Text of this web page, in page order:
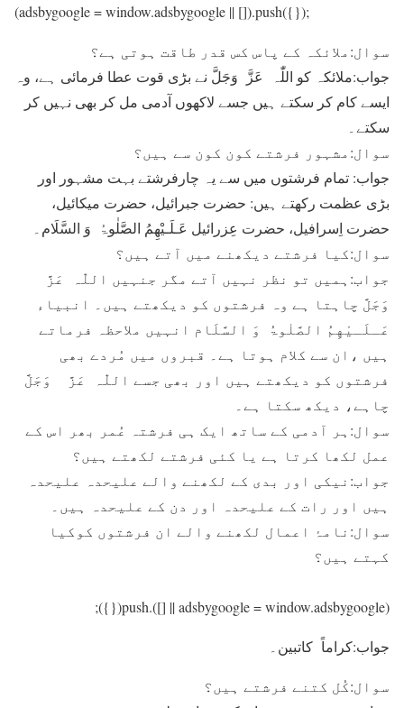
(adsbygoogle = window.adsbygoogle || []).push({});
سوال:ملائکہ کے پاس کس قدر طاقت ہوتی ہے؟
جواب:ملائکہ کو اللّٰہ عَزَّ وَجَلَّ نے بڑی قوت عطا فرمائی ہے، وہ
ایسے کام کر سکتے ہیں جسے لاکھوں آدمی مل کر بھی نہیں کر
سکتے۔
سوال:مشہور فرشتے کون کون سے ہیں؟
جواب: تمام فرشتوں میں سے یہ چارفرشتے بہت مشہور اور
بڑی عظمت رکھتے ہیں: حضرت جبرائیل، حضرت میکائیل،
حضرت اِسرافیل، حضرت عِزرائیل عَـلَـيْهِمُ الصَّلٰوۃُ وَ السَّلَام۔
سوال:کیا فرشتے دیکھنے میں آتے ہیں؟
جواب:ہمیں تو نظر نہیں آتے مگر جنہیں اللّٰہ عَزَّ
وَجَلَّ چاہتا ہے وہ فرشتوں کو دیکھتے ہیں۔ انبیاء
عَـلَـيْهِمُ الصَّلٰوۃُ وَ السَّلَام انہیں ملاحظہ فرماتے
ہیں ،ان سے کلام ہوتا ہے۔ قبروں میں مُردے بھی
فرشتوں کو دیکھتے ہیں اور بھی جسے اللّٰہ عَزَّ وَجَلَّ
چاہے، دیکھ سکتا ہے۔
سوال:ہر آدمی کے ساتھ ایک ہی فرشتہ عُمر بھر اس کے
عمل لکھا کرتا ہے یا کئی فرشتے لکھتے ہیں؟
جواب:نیکی اور بدی کے لکھنے والے علیحدہ علیحدہ
ہیں اور رات کے علیحدہ اور دن کے علیحدہ ہیں۔
سوال:نامۂ اعمال لکھنے والے ان فرشتوں کوکیا
کہتے ہیں؟
(adsbygoogle = window.adsbygoogle || []).push({});
جواب:کراماً کاتبین۔
سوال:کُل کتنے فرشتے ہیں؟